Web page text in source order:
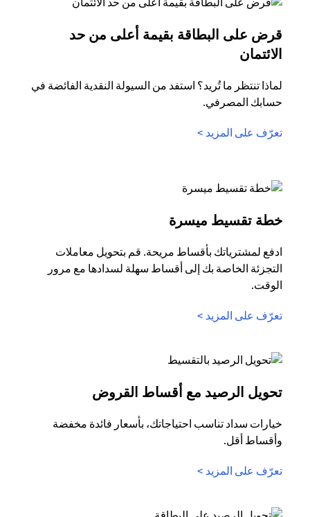
قرض على البطاقة بقيمة أعلى من حد
الائتمان
لماذا تنتظر ما تُريد؟ استفد من السيولة النقدية الفائضة في
حسابك المصرفي.
تعرّف على المزيد >
خطة تقسيط ميسرة
ادفع لمشترياتك بأقساط مريحة. قم بتحويل معاملات
التجزئة الخاصة بك إلى أقساط سهلة لسدادها مع مرور
الوقت.
تعرّف على المزيد >
تحويل الرصيد مع أقساط القروض
خيارات سداد تناسب احتياجاتك، بأسعار فائدة مخفضة
وأقساط أقل.
تعرّف على المزيد >